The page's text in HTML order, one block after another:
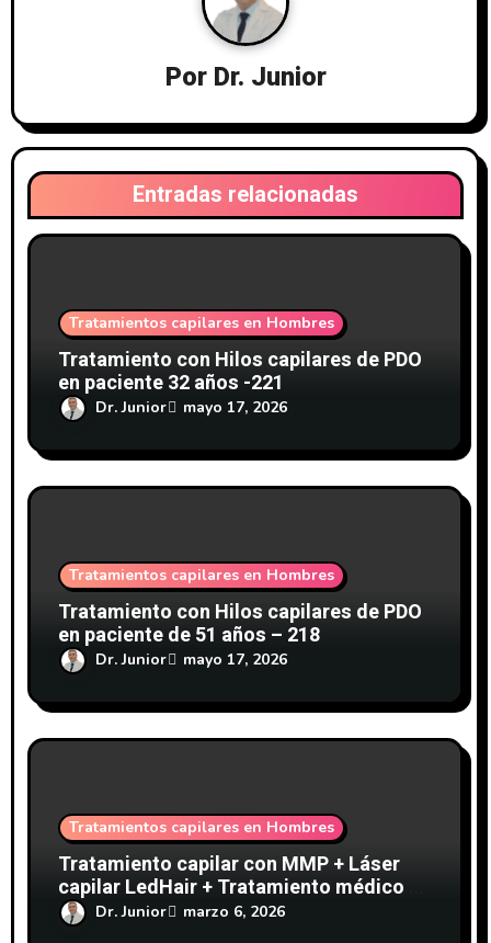
d
e
e
d
a
Por Dr. Junior
Entradas relacionadas
Tratamientos capilares en Hombres
Tratamiento con Hilos capilares de PDO
en paciente 32 años -221
Dr. Junior mayo 17, 2026
Tratamientos capilares en Hombres
Tratamiento con Hilos capilares de PDO
en paciente de 51 años – 218
Dr. Junior mayo 17, 2026
Tratamientos capilares en Hombres
Tratamiento capilar con MMP + Láser
capilar LedHair + Tratamiento médico –
Clínicas Dr. Pelo-213
Dr. Junior marzo 6, 2026